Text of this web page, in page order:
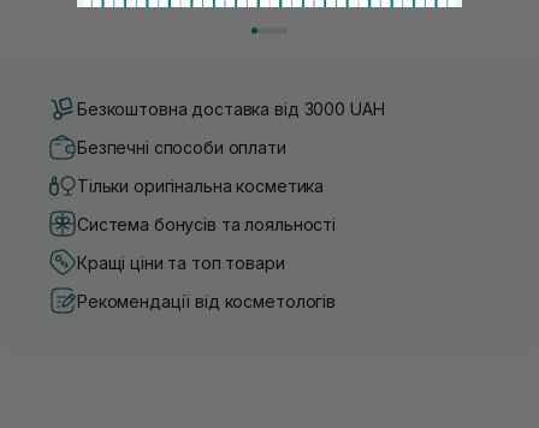
Безкоштовна доставка від 3000 UAH
Безпечні способи оплати
Тільки оригінальна косметика
Система бонусів та лояльності
Кращі ціни та топ товари
Рекомендації від косметологів